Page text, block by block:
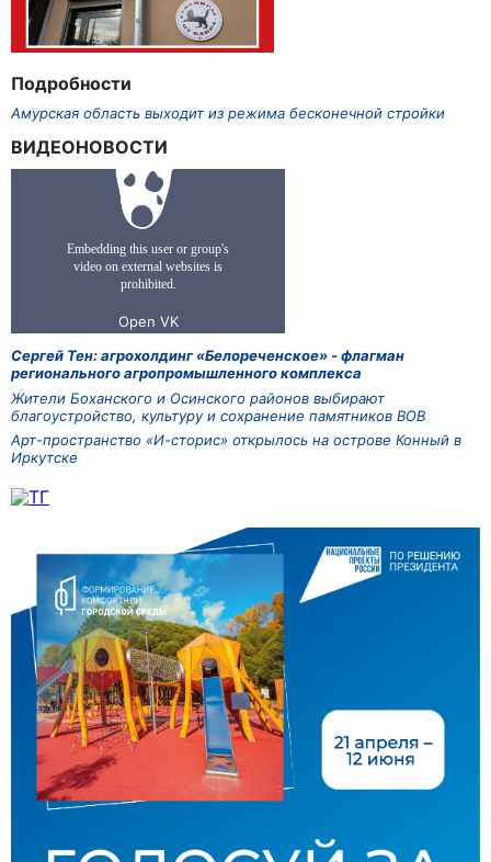
Подробности
Амурская область выходит из режима бесконечной стройки
ВИДЕОНОВОСТИ
Сергей Тен: агрохолдинг «Белореченское» - флагман
регионального агропромышленного комплекса
Жители Боханского и Осинского районов выбирают
благоустройство, культуру и сохранение памятников ВОВ
Арт-пространство «И-сторис» открылось на острове Конный в
Иркутске